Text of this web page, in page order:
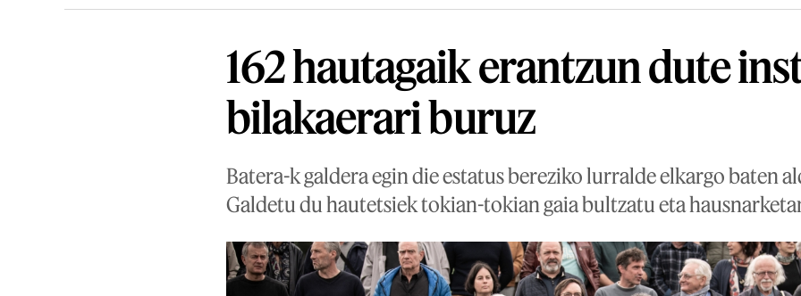
162 hautagaik erantzun dute
bilakaerari buruz
Batera-k galdera egin die estatus bereziko lurralde elkargo baten
Galdetu du hautetsiek tokian-tokian gaia bultzatu eta